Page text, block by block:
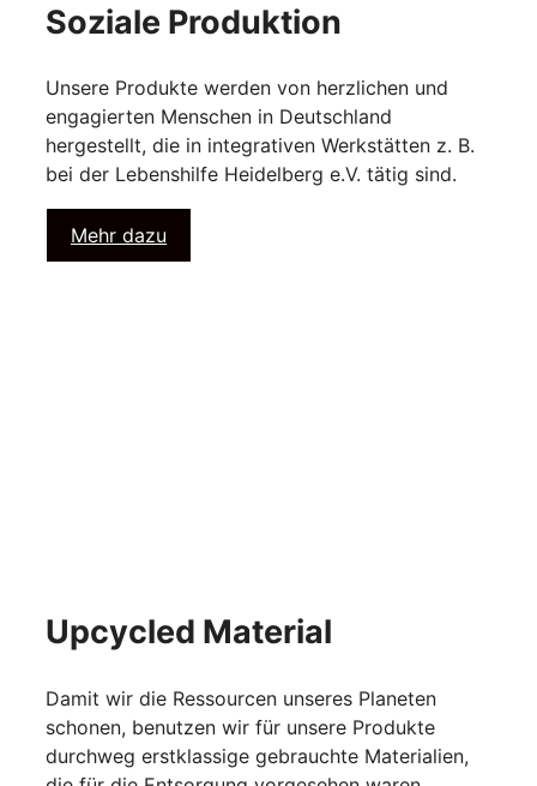
Soziale Produktion
Unsere Produkte werden von herzlichen und
engagierten Menschen in Deutschland
hergestellt, die in integrativen Werkstätten z. B.
bei der Lebenshilfe Heidelberg e.V. tätig sind.
Mehr dazu
Upcycled Material
Damit wir die Ressourcen unseres Planeten
schonen, benutzen wir für unsere Produkte
durchweg erstklassige gebrauchte Materialien,